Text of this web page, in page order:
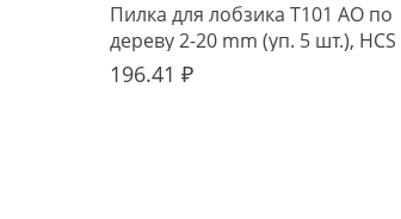
Пилка для лобзика T101 AO по
дереву 2-20 mm (уп. 5 шт.), HCS
196.41 ₽